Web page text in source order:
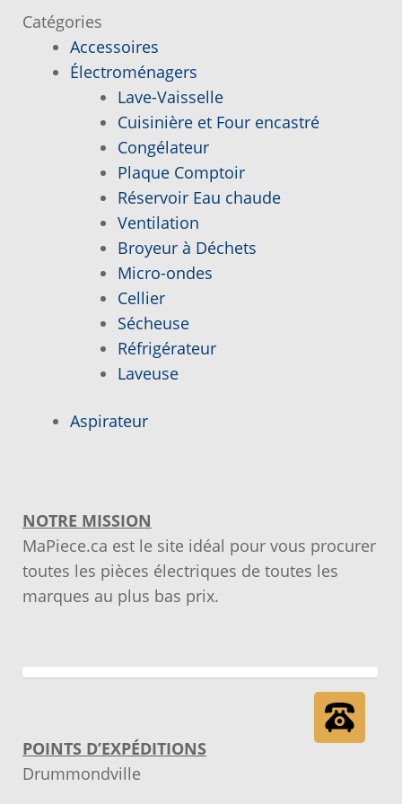
Demande de parution
Enquiry Cart
Informations pour la livraison ou la cueillette
Joindre le Service à la Clientèle
Laveuse Whirlpool, je désire voir….
Nos promotions
Notre objectif
Pour quel type d’appareil ?
Si vous ne trouvez pas la pièce que vous
cherchez, on l’ajoute pour vous !
Vous ne trouvez pas la pièce sur notre site…
l’article
Catégories
Accessoires
Électroménagers
Lave-Vaisselle
Cuisinière et Four encastré
Congélateur
Plaque Comptoir
Réservoir Eau chaude
Ventilation
Broyeur à Déchets
Micro-ondes
Cellier
Sécheuse
Réfrigérateur
Laveuse
Aspirateur
NOTRE MISSION
MaPiece.ca est le site idéal pour vous procurer
toutes les pièces électriques de toutes les
marques au plus bas prix.
POINTS D’EXPÉDITIONS
Drummondville